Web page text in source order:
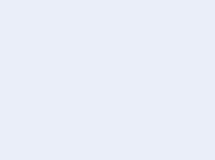
Makodam XXIV/Mandala Trikora di HUT